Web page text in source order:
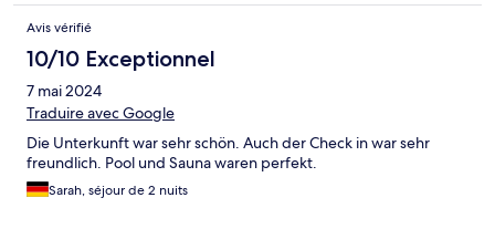
Avis vérifié
10/10 Exceptionnel
7 mai 2024
Traduire avec Google
Die Unterkunft war sehr schön. Auch der Check in war sehr
freundlich. Pool und Sauna waren perfekt.
Sarah, séjour de 2 nuits